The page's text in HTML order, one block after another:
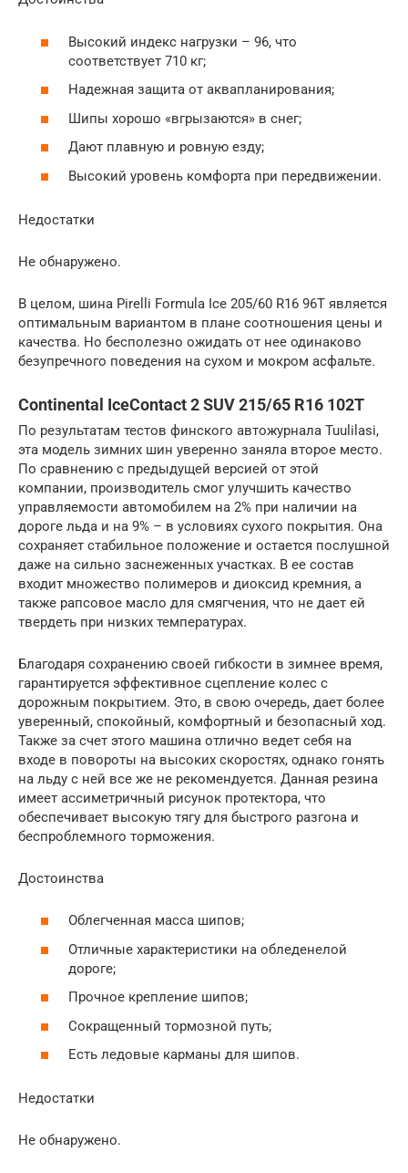
Высокий индекс нагрузки – 96, что
соответствует 710 кг;
Надежная защита от аквапланирования;
Шипы хорошо «вгрызаются» в снег;
Дают плавную и ровную езду;
Высокий уровень комфорта при передвижении.
Недостатки
Не обнаружено.
В целом, шина Pirelli Formula Ice 205/60 R16 96T является
оптимальным вариантом в плане соотношения цены и
качества. Но бесполезно ожидать от нее одинаково
безупречного поведения на сухом и мокром асфальте.
Continental IceContact 2 SUV 215/65 R16 102T
По результатам тестов финского автожурнала Tuulilasi,
эта модель зимних шин уверенно заняла второе место.
По сравнению с предыдущей версией от этой
компании, производитель смог улучшить качество
управляемости автомобилем на 2% при наличии на
дороге льда и на 9% – в условиях сухого покрытия. Она
сохраняет стабильное положение и остается послушной
даже на сильно заснеженных участках. В ее состав
входит множество полимеров и диоксид кремния, а
также рапсовое масло для смягчения, что не дает ей
твердеть при низких температурах.
Благодаря сохранению своей гибкости в зимнее время,
гарантируется эффективное сцепление колес с
дорожным покрытием. Это, в свою очередь, дает более
уверенный, спокойный, комфортный и безопасный ход.
Также за счет этого машина отлично ведет себя на
входе в повороты на высоких скоростях, однако гонять
на льду с ней все же не рекомендуется. Данная резина
имеет ассиметричный рисунок протектора, что
обеспечивает высокую тягу для быстрого разгона и
беспроблемного торможения.
Достоинства
Облегченная масса шипов;
Отличные характеристики на обледенелой
дороге;
Прочное крепление шипов;
Сокращенный тормозной путь;
Есть ледовые карманы для шипов.
Недостатки
Не обнаружено.